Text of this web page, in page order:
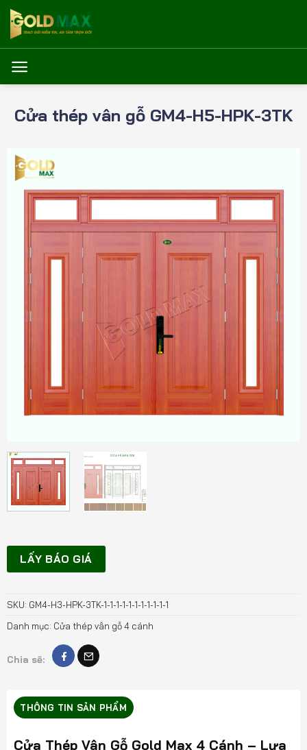
Bỏ
qua
nội
dung
Cửa thép vân gỗ GM4-H5-HPK-3TK
LẤY BÁO GIÁ
SKU: GM4-H3-HPK-3TK-1-1-1-1-1-1-1-1-1-1-1
Danh mục: Cửa thép vân gỗ 4 cánh
Chia sẽ:
THÔNG TIN SẢN PHẨM
Cửa Thép Vân Gỗ Gold Max 4 Cánh – Lựa